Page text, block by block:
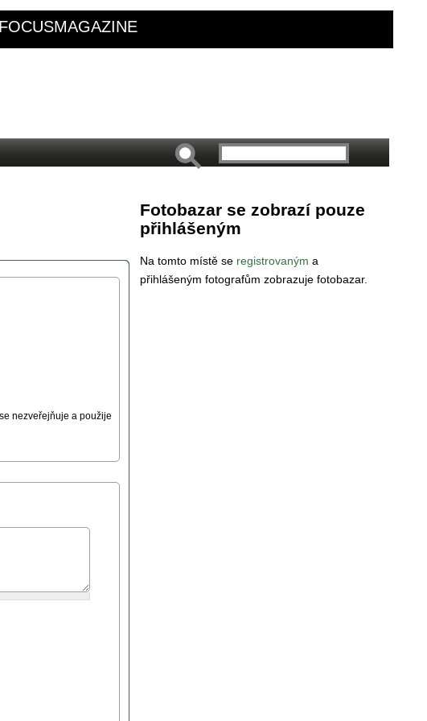
FOCUSMAGAZINE
nezveřejňuje a použije
Fotobazar se zobrazí pouze
přihlášeným
Na tomto místě se registrovaným a
přihlášeným fotografům zobrazuje fotobazar.